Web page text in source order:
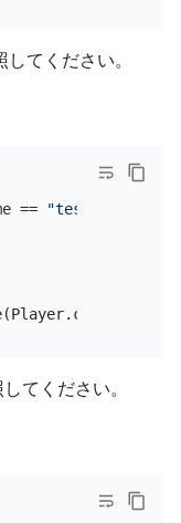
してください。
==
"test"
==
てください。